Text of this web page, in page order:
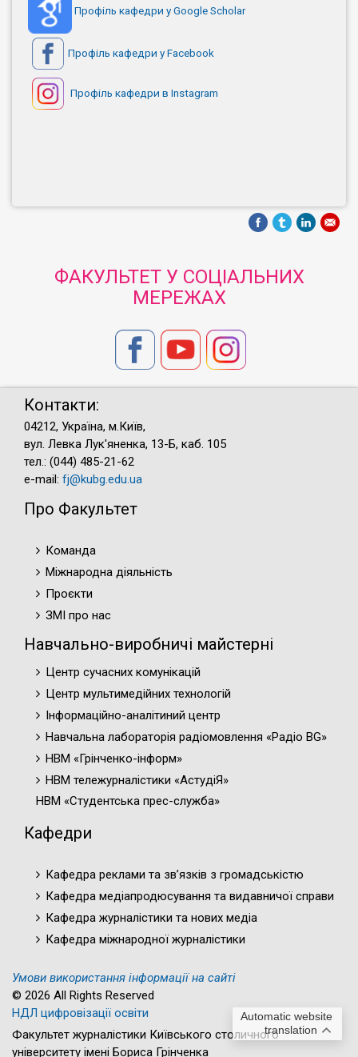
Профіль кафедри у Google Scholar
Профіль кафедри у Facebook
Профіль кафедри в Instagram
Automatic website
translation
ФАКУЛЬТЕТ У СОЦІАЛЬНИХ
МЕРЕЖАХ
Контакти:
04212, Україна, м.Київ,
вул. Левка Лук'яненка, 13-Б, каб. 105
тел.: (044) 485-21-62
e-mail: fj@kubg.edu.ua
Про Факультет
Команда
Міжнародна діяльність
Проєкти
ЗМІ про нас
Навчально-виробничі майстерні
Центр сучасних комунікацій
Центр мультимедійних технологій
Інформаційно-аналітиний центр
Навчальна лабораторія радіомовлення «Радіо BG»
НВМ «Грінченко-інформ»
НВМ тележурналістики «АстудіЯ»
НВМ «Студентська прес-служба»
Кафедри
Кафедра реклами та зв’язків з громадськістю
Кафедра медіапродюсування та видавничої справи
Кафедра журналістики та нових медіа
Кафедра міжнародної журналістики
Умови використання інформації на сайті
© 2026 All Rights Reserved
НДЛ цифровізації освіти
Факультет журналістики Київського столичного
університету імені Бориса Грінченка